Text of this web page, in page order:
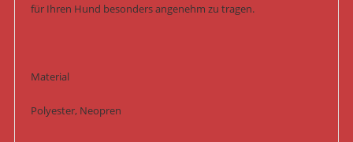
für Ihren Hund besonders angenehm zu tragen.
Material
Polyester, Neopren